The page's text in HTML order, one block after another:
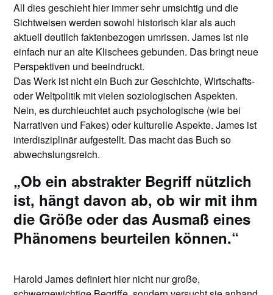
All dies geschieht hier immer sehr umsichtig und die
Sichtweisen werden sowohl historisch klar als auch
aktuell deutlich faktenbezogen umrissen. James ist nie
einfach nur an alte Klischees gebunden. Das bringt neue
Perspektiven und beeindruckt.
Das Werk ist nicht ein Buch zur Geschichte, Wirtschafts-
oder Weltpolitik mit vielen soziologischen Aspekten.
Nein, es durchleuchtet auch psychologische (wie bei
Narrativen und Fakes) oder kulturelle Aspekte. James ist
interdisziplinär aufgestellt. Das macht das Buch so
abwechslungsreich.
„Ob ein abstrakter Begriff nützlich
ist, hängt davon ab, ob wir mit ihm
die Größe oder das Ausmaß eines
Phänomens beurteilen können.“
Harold James definiert hier nicht nur große,